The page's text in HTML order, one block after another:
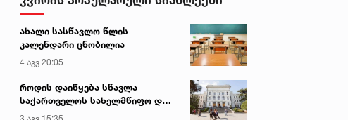
ახალი სასწავლო წლის
კალენდარი ცნობილია
4 აგვ 20:05
როდის დაიწყება სწავლა
საქართველოს სახელმწიფო და
კერძო უნივერსიტეტებში